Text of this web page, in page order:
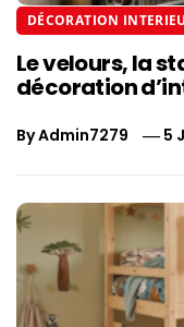
DÉCORATION
Le velours, la
décoration
ByAdmin7279 5